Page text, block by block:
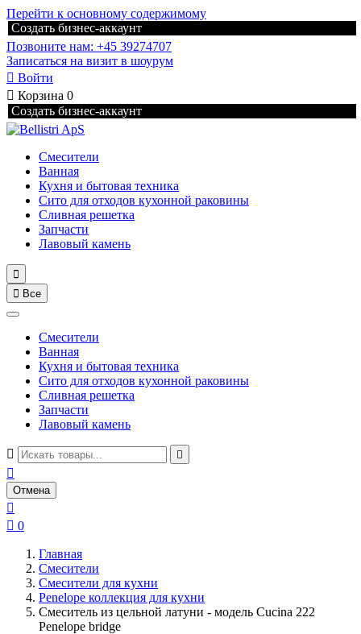
Перейти к основному содержимому
Создать бизнес-аккаунт
Позвоните нам: +45 39274707
Записаться на визит в шоурум
 Войти
 Корзина 0
Создать бизнес-аккаунт
Смесители
Ванная
Кухня и бытовая техника
Сито для отходов кухонной раковины
Сливная решетка
Запчасти
Лавовый камень

 Все
Смесители
Ванная
Кухня и бытовая техника
Сито для отходов кухонной раковины
Сливная решетка
Запчасти
Лавовый камень
 

Отмена

 0
Главная
Смесители
Смесители для кухни
Penelope коллекция для кухни
Смеситель из цельной латуни - модель Cucina 222
Penelope bridge